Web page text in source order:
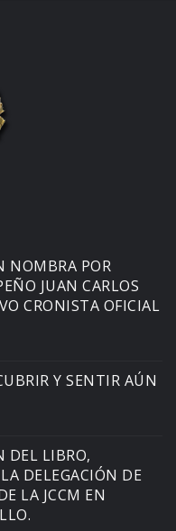
NOMBRA POR
JUAN CARLOS
CRONISTA OFICIAL
Y SENTIR AÚN
DEL LIBRO,
DELEGACIÓN DE
LA JCCM EN